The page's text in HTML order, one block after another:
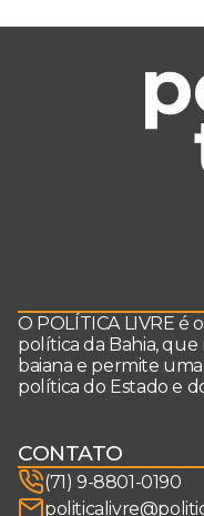
O POLÍTICA LIVRE é
política da Bahia,
baiana e permite
política do Estado e
CONTATO
(71) 9-8801-0190